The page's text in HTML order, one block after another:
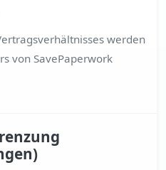
werden
von SavePaperwork